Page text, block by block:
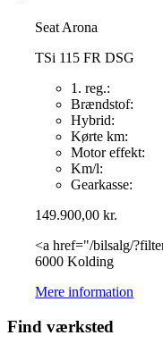
Seat Arona
TSi 115 FR DSG
1. reg.:
Brændstof:
Hybrid:
Kørte km:
Motor effekt:
Km/l:
Gearkasse:
149.900,00kr.
<a href="/bilsalg/
6000 Kolding
Mere information
Find værksted